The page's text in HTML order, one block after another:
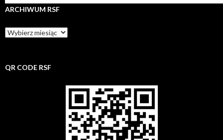
ARCHIWUM RSF
Archiwum
rsf
QR CODE RSF